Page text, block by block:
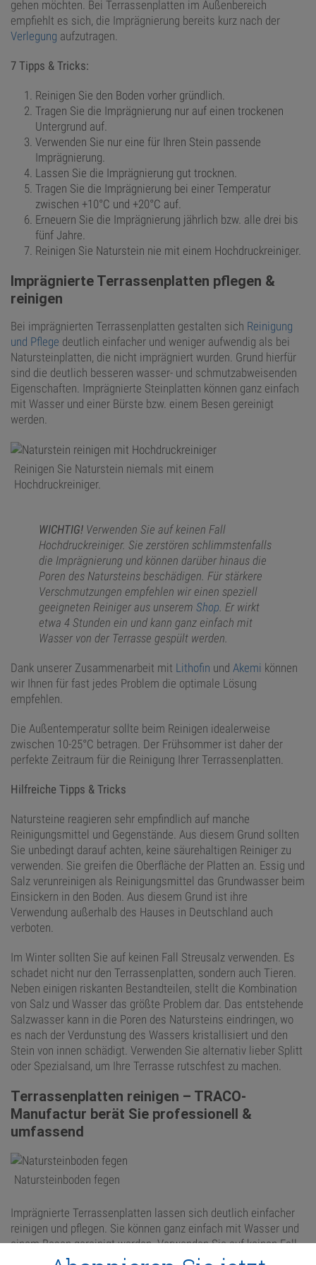
gehen möchten. Bei Terrassenplatten im Außenbereich
empfiehlt es sich, die Imprägnierung bereits kurz nach der
Verlegung aufzutragen.
7 Tipps & Tricks:
Reinigen Sie den Boden vorher gründlich.
Tragen Sie die Imprägnierung nur auf einen trockenen
Untergrund auf.
Verwenden Sie nur eine für Ihren Stein passende
Imprägnierung.
Lassen Sie die Imprägnierung gut trocknen.
Tragen Sie die Imprägnierung bei einer Temperatur
zwischen +10°C und +20°C auf.
Erneuern Sie die Imprägnierung jährlich bzw. alle drei bis
fünf Jahre.
Reinigen Sie Naturstein nie mit einem Hochdruckreiniger.
Imprägnierte Terrassenplatten pflegen &
reinigen
Bei imprägnierten Terrassenplatten gestalten sich Reinigung
und Pflege deutlich einfacher und weniger aufwendig als bei
Natursteinplatten, die nicht imprägniert wurden. Grund hierfür
sind die deutlich besseren wasser- und schmutzabweisenden
Eigenschaften. Imprägnierte Steinplatten können ganz einfach
mit Wasser und einer Bürste bzw. einem Besen gereinigt
werden.
Reinigen Sie Naturstein niemals mit einem
Hochdruckreiniger.
WICHTIG! Verwenden Sie auf keinen Fall
Hochdruckreiniger. Sie zerstören schlimmstenfalls
die Imprägnierung und können darüber hinaus die
Poren des Natursteins beschädigen. Für stärkere
Verschmutzungen empfehlen wir einen speziell
geeigneten Reiniger aus unserem Shop. Er wirkt
etwa 4 Stunden ein und kann ganz einfach mit
Wasser von der Terrasse gespült werden.
Dank unserer Zusammenarbeit mit Lithofin und Akemi können
wir Ihnen für fast jedes Problem die optimale Lösung
empfehlen.
Die Außentemperatur sollte beim Reinigen idealerweise
zwischen 10-25°C betragen. Der Frühsommer ist daher der
perfekte Zeitraum für die Reinigung Ihrer Terrassenplatten.
Hilfreiche Tipps & Tricks
Natursteine reagieren sehr empfindlich auf manche
Reinigungsmittel und Gegenstände. Aus diesem Grund sollten
Sie unbedingt darauf achten, keine säurehaltigen Reiniger zu
verwenden. Sie greifen die Oberfläche der Platten an. Essig und
Salz verunreinigen als Reinigungsmittel das Grundwasser beim
Einsickern in den Boden. Aus diesem Grund ist ihre
Verwendung außerhalb des Hauses in Deutschland auch
verboten.
Im Winter sollten Sie auf keinen Fall Streusalz verwenden. Es
schadet nicht nur den Terrassenplatten, sondern auch Tieren.
Neben einigen riskanten Bestandteilen, stellt die Kombination
von Salz und Wasser das größte Problem dar. Das entstehende
Salzwasser kann in die Poren des Natursteins eindringen, wo
es nach der Verdunstung des Wassers kristallisiert und den
Stein von innen schädigt. Verwenden Sie alternativ lieber Splitt
oder Spezialsand, um Ihre Terrasse rutschfest zu machen.
Terrassenplatten reinigen – TRACO-
Manufactur berät Sie professionell &
umfassend
Natursteinboden fegen
Imprägnierte Terrassenplatten lassen sich deutlich einfacher
reinigen und pflegen. Sie können ganz einfach mit Wasser und
einem Besen gereinigt werden. Verwenden Sie auf keinen Fall
Hochdruckreiniger! Sie können nicht nur der Imprägnierung,